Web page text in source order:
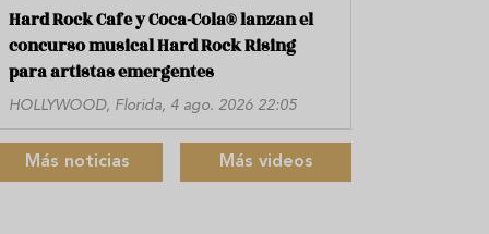
Hard Rock Cafe y Coca-Cola® lanzan el
concurso musical Hard Rock Rising
para artistas emergentes
HOLLYWOOD, Florida, 4 ago. 2026 22:05
Más noticias Más videos